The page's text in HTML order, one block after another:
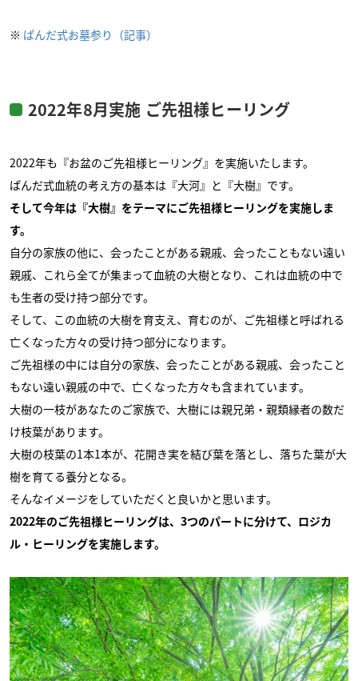
※ ぱんだ式お墓参り（記事）
2022年8月実施 ご先祖様ヒーリング
2022年も『お盆のご先祖様ヒーリング』を実施いたします。
ぱんだ式血統の考え方の基本は『大河』と『大樹』です。
そして今年は『大樹』をテーマにご先祖様ヒーリングを実施しま
す。
自分の家族の他に、会ったことがある親戚、会ったこともない遠い
親戚、これら全てが集まって血統の大樹となり、これは血統の中で
も生者の受け持つ部分です。
そして、この血統の大樹を育支え、育むのが、ご先祖様と呼ばれる
亡くなった方々の受け持つ部分になります。
ご先祖様の中には自分の家族、会ったことがある親戚、会ったこと
もない遠い親戚の中で、亡くなった方々も含まれています。
大樹の一枝があなたのご家族で、大樹には親兄弟・親類縁者の数だ
け枝葉があります。
大樹の枝葉の1本1本が、花開き実を結び葉を落とし、落ちた葉が大
樹を育てる養分となる。
そんなイメージをしていただくと良いかと思います。
2022年のご先祖様ヒーリングは、3つのパートに分けて、ロジカ
ル・ヒーリングを実施します。